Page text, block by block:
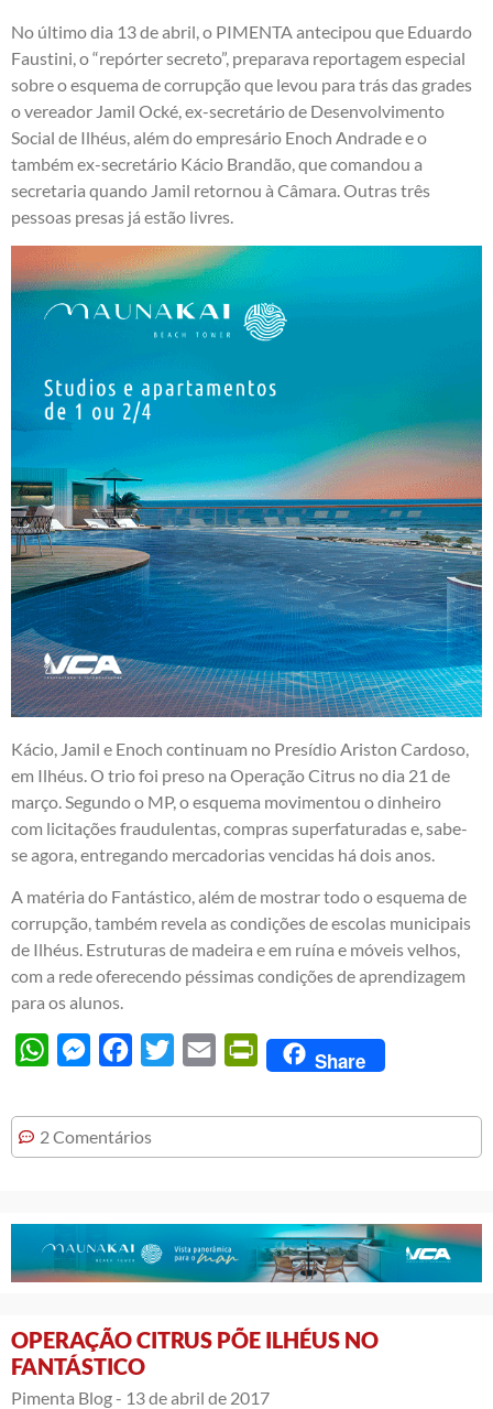
No último dia 13 de abril, o PIMENTAantecipou que Eduardo
Faustini, o “repórter secreto”, preparava reportagem especial
sobre o esquema de corrupção que levou para trás das grades
o vereador Jamil Ocké, ex-secretário de Desenvolvimento
Social de Ilhéus, além do empresário Enoch Andrade e o
também ex-secretário Kácio Brandão, que comandou a
secretaria quando Jamil retornou à Câmara. Outras três
pessoas presas já estão livres.
Kácio, Jamil e Enoch continuam no Presídio Ariston Cardoso,
em Ilhéus. O trio foi preso na Operação Citrus no dia 21 de
março. Segundo o MP, o esquema movimentou o dinheiro
com licitações fraudulentas, compras superfaturadas e, sabe-
se agora, entregando mercadorias vencidas há dois anos.
A matéria do Fantástico, além de mostrar todo o esquema de
corrupção, também revela as condições de escolas municipais
de Ilhéus. Estruturas de madeira e em ruína e móveis velhos,
com a rede oferecendo péssimas condições de aprendizagem
para os alunos.
WhatsAppMessengerFacebook
Twitter Email PrintFriendly
Share
2 Comentários
OPERAÇÃO CITRUS PÕE ILHÉUS NO
FANTÁSTICO
Pimenta Blog - 13 de abril de 2017